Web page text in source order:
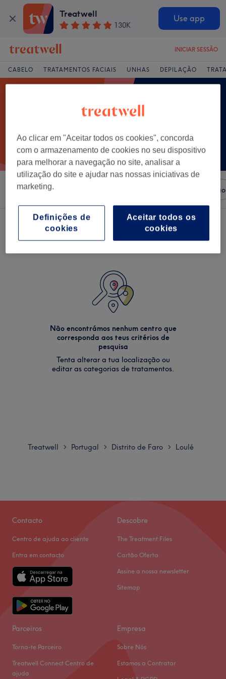
Treatwell
130K
Use app
INICIAR SESSÃO
CABELO TRATAMENTOS FACIAIS UNHAS DEPILAÇÃO
Ordenar por Classificação
Não encontrámos nenhum centro que
corresponda aos teus critérios de
pesquisa
Tenta alterar a tua localização ou
editar as categorias de tratamentos.
Treatwell > Portugal > Distrito de Faro > Loulé
Contacto
Centro de ajuda ao cliente
Entra em contacto
Descobre
The Treatment Files
Cartão Oferta
Assine a nossa newsletter
Sitemap
Parceiros
Torna-te Parceiro
Treatwell Connect Centro de
ajuda
Empresa
Sobre Nós
Estamos a Contratar
Ao clicar em "Aceitar todos os cookies", concorda
com o armazenamento de cookies no seu dispositivo
para melhorar a navegação no site, analisar a
utilização do site e ajudar nas nossas iniciativas de
marketing.
Aceitar todos os
cookies
Definições de
cookies